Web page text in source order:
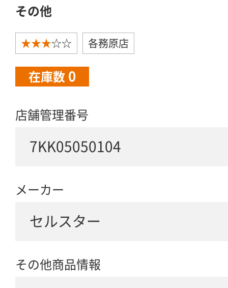
その他
★★★☆☆ 各務原店
在庫数 0
店舗管理番号
7KK05050104
メーカー
セルスター
その他商品情報